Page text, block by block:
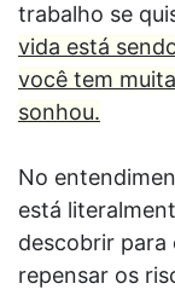
trabalho se
vida está
você tem
sonhou.
No
está
descobrir para
repensar os